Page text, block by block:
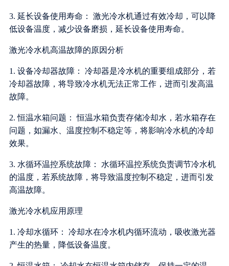
3. 延长设备使用寿命： 激光冷水机通过有效冷却，可以降
低设备温度，减少设备磨损，延长设备使用寿命。
激光冷水机高温故障的原因分析
1. 设备冷却器故障： 冷却器是冷水机的重要组成部分，若
冷却器故障，将导致冷水机无法正常工作，进而引发高温
故障。
2. 恒温水箱问题： 恒温水箱负责存储冷却水，若水箱存在
问题，如漏水、温度控制不稳定等，将影响冷水机的冷却
效果。
3. 水循环温控系统故障： 水循环温控系统负责调节冷水机
的温度，若系统故障，将导致温度控制不稳定，进而引发
高温故障。
激光冷水机应用原理
1. 冷却水循环： 冷却水在冷水机内循环流动，吸收激光器
产生的热量，降低设备温度。